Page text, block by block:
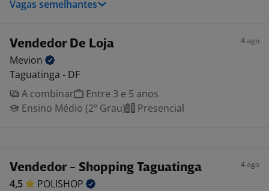
Vagas semelhantes
Vendedor De Loja 4 ago
Mevion
Taguatinga - DF
A combinar
Entre 3 e 5 anos
Ensino Médio (2º Grau)
Presencial
Vendedor - Shopping Taguatinga 4 ago
4,5
POLISHOP